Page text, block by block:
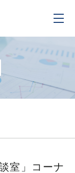
室」コーナ